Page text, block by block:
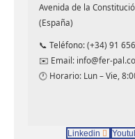
Avenida de la
(España)
📞 Teléfono: (+34) 91
✉️ Email: info@fer-
🕐 Horario: Lun – Vie,
Linkedin